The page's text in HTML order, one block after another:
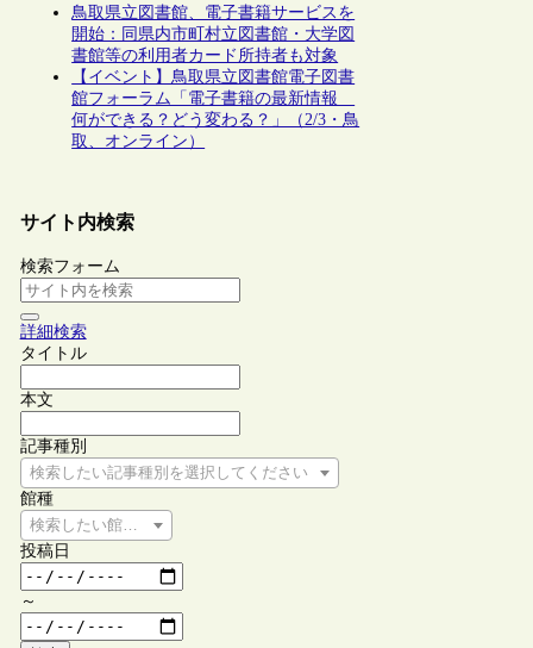
鳥取県立図書館、電子書籍サービスを
開始：同県内市町村立図書館・大学図
書館等の利用者カード所持者も対象
【イベント】鳥取県立図書館電子図書
館フォーラム「電子書籍の最新情報
何ができる？どう変わる？」（2/3・鳥
取、オンライン）
サイト内検索
検索フォーム
詳細検索
タイトル
本文
記事種別
検索したい記事種別を選択してください
館種
検索したい館種を選択してください
投稿日
～